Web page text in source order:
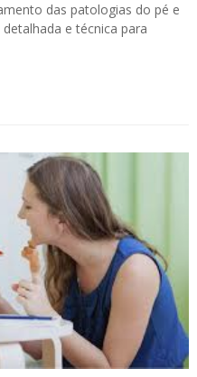
das patologias do pé e
e técnica para